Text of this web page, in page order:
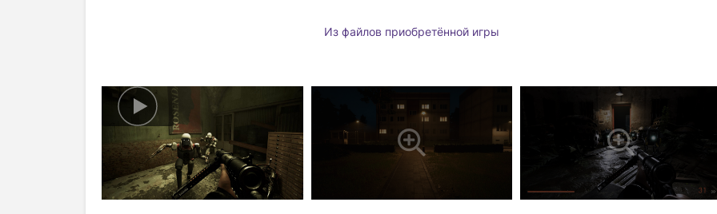
Из файлов приобретённой игры